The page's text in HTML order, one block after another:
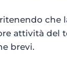
che
attività del
brevi.